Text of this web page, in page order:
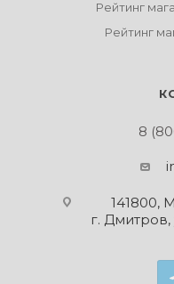
Рейтинг
Рейтинг
8
141800,
г. Дмитров,